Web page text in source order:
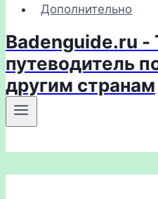
Дополнительно
Badenguide.ru -
путеводитель
другим странам